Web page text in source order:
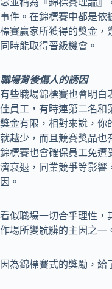
念並稱為『錦標賽理論』
事件。在錦標賽中都是依
標賽贏家所獲得的獎金，
同時能取得晉級機會。
職場背後傷人的誘因
有些職場錦標賽也會明白
佳員工，有時連第二名和
獎金有限，相對來說，你
就越少，而且競賽獎品也
錦標賽也會確保員工免遭
濟衰退，同業競爭等影響
因。
看似職場一切合乎理性，
作場所變骯髒的主因之一
因為錦標賽式的獎勵，給